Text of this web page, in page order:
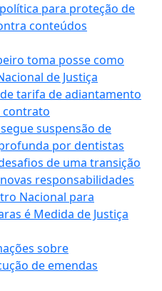
para proteção de
conteúdos
toma posse como
de Justiça
tarifa de adiantamento
contrato
suspensão de
por dentistas
de uma transição
responsabilidades
Nacional para
é Medida de Justiça
sobre
de emendas